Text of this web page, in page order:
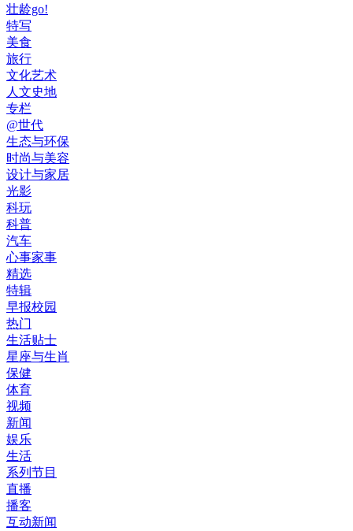
壮龄go!
特写
美食
旅行
文化艺术
人文史地
专栏
@世代
生态与环保
时尚与美容
设计与家居
光影
科玩
科普
汽车
心事家事
精选
特辑
早报校园
热门
生活贴士
星座与生肖
保健
体育
视频
新闻
娱乐
生活
系列节目
直播
播客
互动新闻